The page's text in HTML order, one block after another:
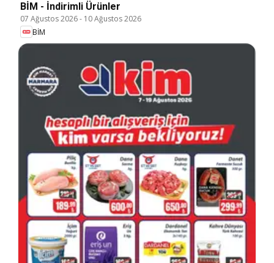
BİM - İndirimli Ürünler
07 Ağustos 2026- 10 Ağustos 2026
BİM